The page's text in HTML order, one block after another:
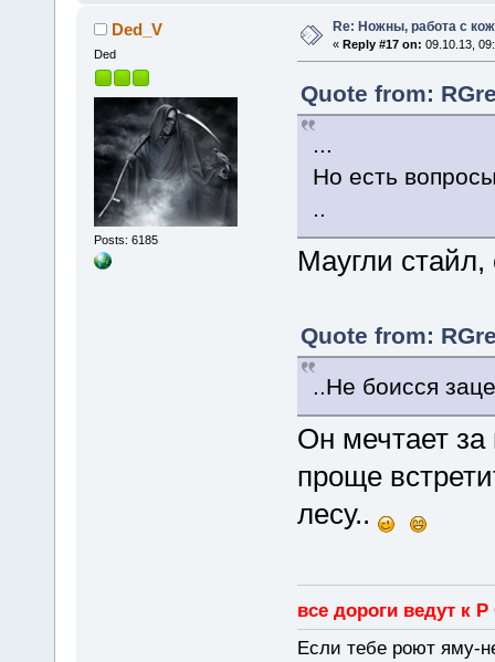
Ded_V
Ded
Posts: 6185
Re: Ножны, работа с
« Reply #17 on: 09.10.13,
Quote from:
...
Но есть
..
Маугли
Quote from:
..Не боисся
Он мечтает за
проще
лесу..
все дороги ведут к
Если тебе роют яму-